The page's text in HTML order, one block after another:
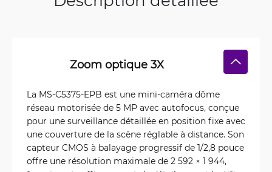
Zoom optique 3X
La MS-C5375-EPB est une mini-caméra dôme
réseau motorisée de 5 MP avec autofocus, conçue
pour une surveillance détaillée en position fixe avec
une couverture de la scène réglable à distance. Son
capteur CMOS à balayage progressif de 1/2,8 pouce
offre une résolution maximale de 2 592 × 1 944,